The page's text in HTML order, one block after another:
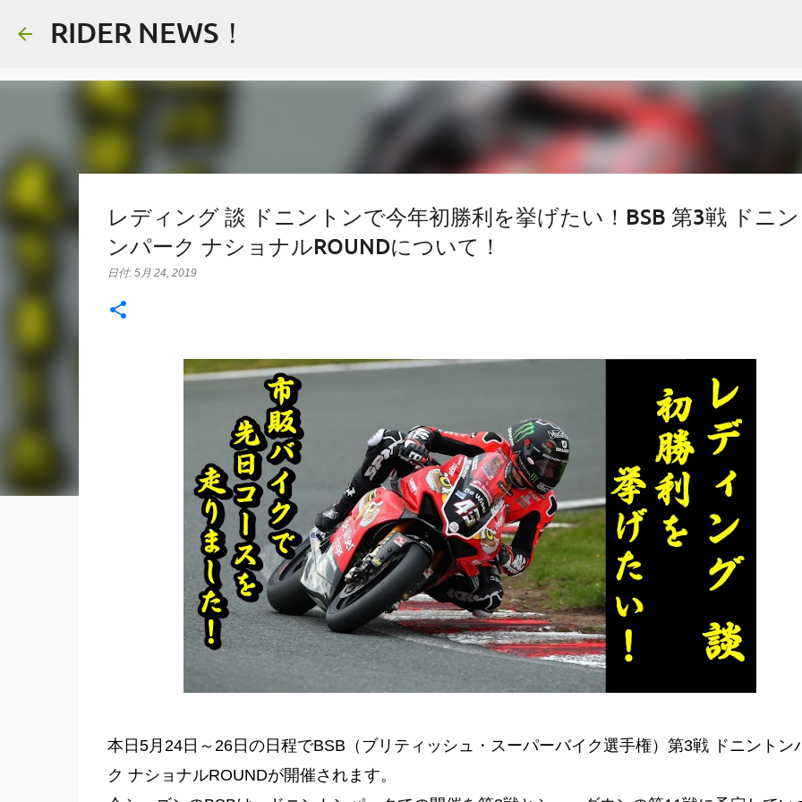
RIDER NEWS！
レディング 談 ドニントンで今年初勝利を挙げたい！BSB 第3戦 ドニ
ンパーク ナショナルROUNDについて！
日付: 5月 24, 2019
本日5月24日～26日の日程でBSB（ブリティッシュ・スーパーバイク選手権）第3戦 ドニントン
ク ナショナルROUNDが開催されます。